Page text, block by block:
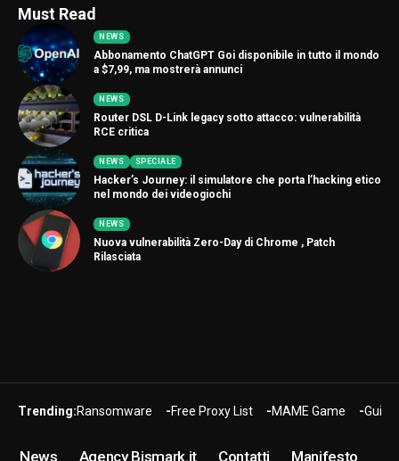
Must Read
NEWS
Abbonamento ChatGPT Goi disponibile in tutto il mondo
a $7,99, ma mostrerà annunci
NEWS
Router DSL D-Link legacy sotto attacco: vulnerabilità
RCE critica
NEWS SPECIALE
Hacker’s Journey: il simulatore che porta l’hacking etico
nel mondo dei videogiochi
NEWS
Nuova vulnerabilità Zero-Day di Chrome , Patch
Rilasciata
Trending:Ransomware Free Proxy List MAME Game Guide
News Agency Bismark.it Contatti Manifesto